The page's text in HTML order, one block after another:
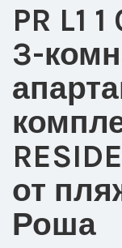
PR L1 1
3-
от
Роша